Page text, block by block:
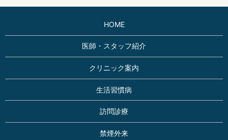
HOME
医師・スタッフ紹介
クリニック案内
生活習慣病
訪問診療
禁煙外来